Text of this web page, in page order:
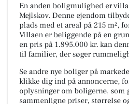
En anden boligmulighed er
Mejlskov. Denne ejendom
plads med et areal på 215 m²,
Villaen er beliggende på en
en pris på 1.895.000 kr. kan
til familier, der søger
Se andre nye boliger på
klikke dig ind på annoncerne,
oplysninger om boligerne, som
sammenligne priser, størrelse